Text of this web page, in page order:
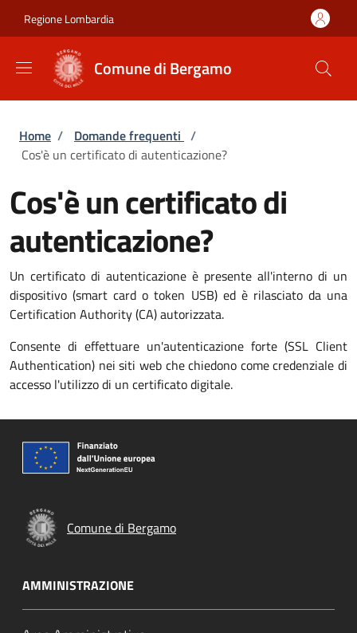
Regione Lombardia
Comune di Bergamo
Briciole di pane
Home / Domande frequenti /
Cos'è un certificato di autenticazione?
Cos'è un certificato di
autenticazione?
Un certificato di autenticazione è presente all'interno di un
dispositivo (smart card o token USB) ed è rilasciato da una
Certification Authority (CA) autorizzata.
Consente di effettuare un'autenticazione forte (SSL Client
Authentication) nei siti web che chiedono come credenziale di
accesso l'utilizzo di un certificato digitale.
Comune di Bergamo
AMMINISTRAZIONE